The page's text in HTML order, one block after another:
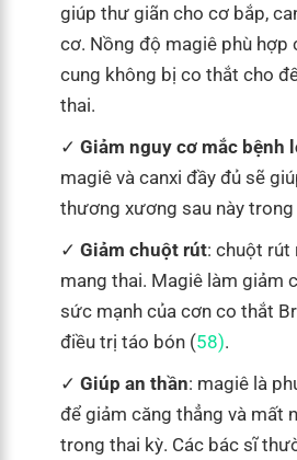
giúp thư giãn cho cơ bắp,
cơ. Nồng độ magiê phù
cung không bị co thắt cho
thai.
Giảm nguy cơ mắc bệnh
magiê và canxi đầy đủ sẽ
thương xương sau này
Giảm chuột rút: chuột rút
mang thai. Magiê làm giảm
sức mạnh của cơn co thắt
điều trị táo bón (58).
Giúp an thần: magiê là
để giảm căng thẳng và mất
trong thai kỳ. Các bác sĩ